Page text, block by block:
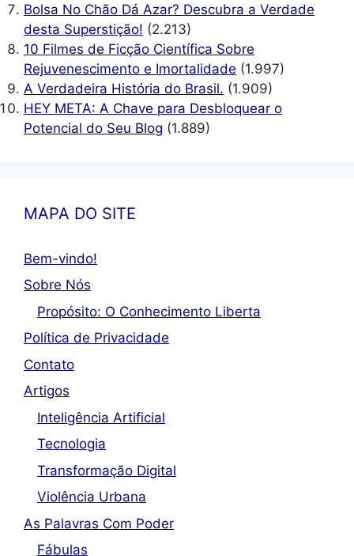
Bolsa No Chão Dá Azar? Descubra a Verdade
desta Superstição! (2.213)
10 Filmes de Ficção Científica Sobre
Rejuvenescimento e Imortalidade (1.997)
A Verdadeira História do Brasil. (1.909)
HEY META: A Chave para Desbloquear o
Potencial do Seu Blog (1.889)
MAPA DO SITE
Bem-vindo!
Sobre Nós
Propósito: O Conhecimento Liberta
Política de Privacidade
Contato
Artigos
Inteligência Artificial
Tecnologia
Transformação Digital
Violência Urbana
As Palavras Com Poder
Fábulas